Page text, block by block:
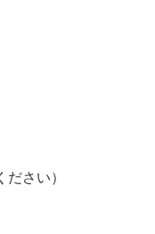
さい）